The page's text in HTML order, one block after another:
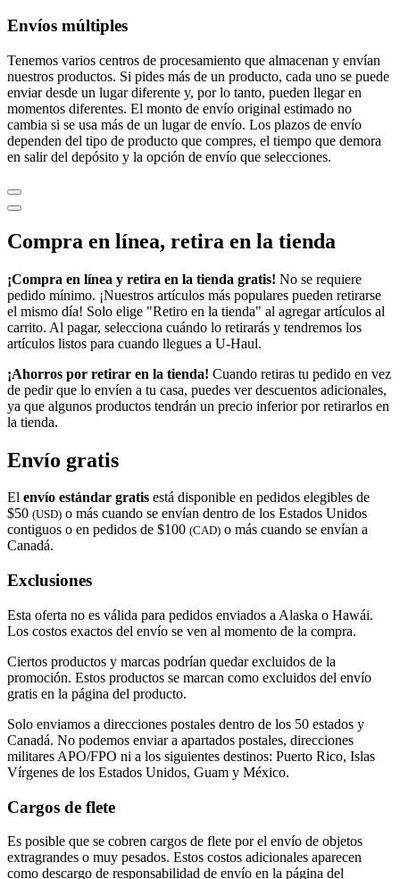
Envíos múltiples
Tenemos varios centros de procesamiento que almacenan y envían
nuestros productos. Si pides más de un producto, cada uno se puede
enviar desde un lugar diferente y, por lo tanto, pueden llegar en
momentos diferentes. El monto de envío original estimado no
cambia si se usa más de un lugar de envío. Los plazos de envío
dependen del tipo de producto que compres, el tiempo que demora
en salir del depósito y la opción de envío que selecciones.
Compra en línea, retira en la tienda
¡Compra en línea y retira en la tienda gratis! No se requiere
pedido mínimo. ¡Nuestros artículos más populares pueden retirarse
el mismo día! Solo elige "Retiro en la tienda" al agregar artículos al
carrito. Al pagar, selecciona cuándo lo retirarás y tendremos los
artículos listos para cuando llegues a U-Haul.
¡Ahorros por retirar en la tienda! Cuando retiras tu pedido en vez
de pedir que lo envíen a tu casa, puedes ver descuentos adicionales,
ya que algunos productos tendrán un precio inferior por retirarlos en
la tienda.
Envío gratis
El envío estándar gratis está disponible en pedidos elegibles de
$50 (USD) o más cuando se envían dentro de los Estados Unidos
contiguos o en pedidos de $100 (CAD) o más cuando se envían a
Canadá.
Exclusiones
Esta oferta no es válida para pedidos enviados a Alaska o Hawái.
Los costos exactos del envío se ven al momento de la compra.
Ciertos productos y marcas podrían quedar excluidos de la
promoción. Estos productos se marcan como excluidos del envío
gratis en la página del producto.
Solo enviamos a direcciones postales dentro de los 50 estados y
Canadá. No podemos enviar a apartados postales, direcciones
militares APO/FPO ni a los siguientes destinos: Puerto Rico, Islas
Vírgenes de los Estados Unidos, Guam y México.
Cargos de flete
Es posible que se cobren cargos de flete por el envío de objetos
extragrandes o muy pesados. Estos costos adicionales aparecen
como descargo de responsabilidad de envío en la página del